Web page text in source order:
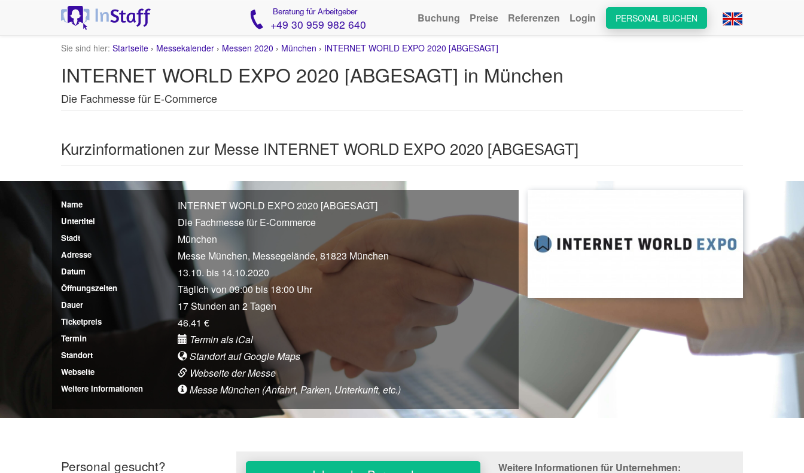
Beratung für Arbeitgeber
+49 30 959 982 640 PERSONAL BUCHEN
Buchung Preise Referenzen Login
Sie sind hier: Startseite › Messekalender › Messen 2020 › München › INTERNET WORLD EXPO 2020 [ABGESAGT]
INTERNET WORLD EXPO 2020 [ABGESAGT] in München
Die Fachmesse für E-Commerce
Kurzinformationen zur Messe INTERNET WORLD EXPO 2020 [ABGESAGT]
Name INTERNET WORLD EXPO 2020 [ABGESAGT]
Untertitel Die Fachmesse für E-Commerce
Stadt München
Adresse Messe München, Messegelände, 81823 München
Datum 13.10. bis 14.10.2020
Öffnungszeiten Täglich von 09:00 bis 18:00 Uhr
Dauer 17 Stunden an 2 Tagen
Ticketpreis 46.41 €
Termin Termin als iCal
Standort Standort auf Google Maps
Webseite Webseite der Messe
Weitere Informationen Messe München (Anfahrt, Parken, Unterkunft, etc.)
Personal gesucht?
Weitere Informationen für Unternehmen: